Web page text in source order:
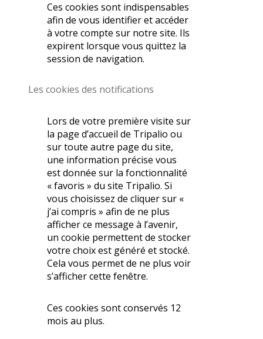
Ces cookies sont indispensables
afin de vous identifier et accéder
à votre compte sur notre site. Ils
expirent lorsque vous quittez la
session de navigation.
Les cookies des notifications
Lors de votre première visite sur
la page d’accueil de Tripalio ou
sur toute autre page du site,
une information précise vous
est donnée sur la fonctionnalité
« favoris » du site Tripalio. Si
vous choisissez de cliquer sur «
j’ai compris » afin de ne plus
afficher ce message à l’avenir,
un cookie permettent de stocker
votre choix est généré et stocké.
Cela vous permet de ne plus voir
s’afficher cette fenêtre.
Ces cookies sont conservés 12
mois au plus.